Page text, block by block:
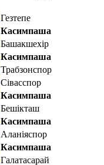
Гезтепе
Касимпаша
Башакшехір
Касимпаша
Трабзонспор
Сівасспор
Касимпаша
Бешікташ
Касимпаша
Аланіяспор
Касимпаша
Галатасарай